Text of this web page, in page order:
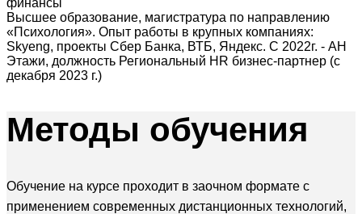
финансы
Высшее образование, магистратура по направлению
«Психология». Опыт работы в крупных компаниях:
Skyeng, проекты Сбер Банка, ВТБ, Яндекс. С 2022г. - АН
Этажи, должность Региональный HR бизнес-партнер (с
декабря 2023 г.)
Методы обучения
Обучение на курсе проходит в заочном формате с
применением современных дистанционных технологий,